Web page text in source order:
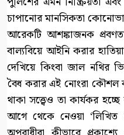
চাপানোর মানসিকতা
আরেকটি আশঙ্কাজনক
বাল্যবিয়ে আইনি করার
দেখিয়ে কিংবা জাল নথির
বৈধ করার এই নোংরা কৌশল
থাকা সত্ত্বেও তা কার্যকর
আগে থেকে নেওয়া ‘লিখিত